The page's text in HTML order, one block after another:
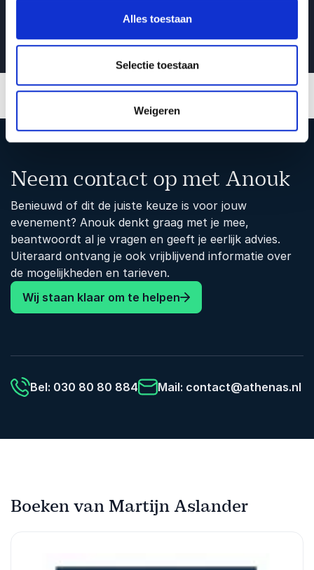
Alles toestaan
Selectie toestaan
Weigeren
slimme technologieën?
Neem contact op met Anouk
Benieuwd of dit de juiste keuze is voor jouw
evenement? Anouk denkt graag met je mee,
beantwoordt al je vragen en geeft je eerlijk advies.
Uiteraard ontvang je ook vrijblijvend informatie over
de mogelijkheden en tarieven.
Wij staan klaar om te helpen
Bel: 030 80 80 884 Mail: contact@athenas.nl
Boeken van Martijn Aslander